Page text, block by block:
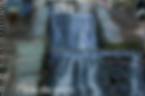
7 km du parc